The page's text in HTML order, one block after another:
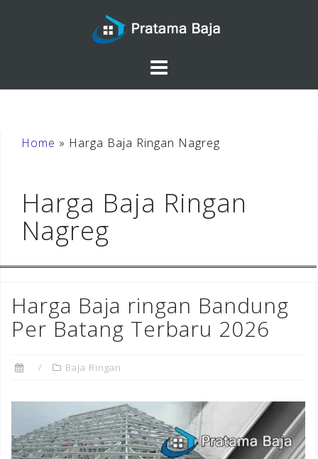
Home » Harga Baja Ringan Nagreg
Harga Baja Ringan
Nagreg
Harga Baja ringan Bandung
Per Batang Terbaru 2026
Baja Ringan